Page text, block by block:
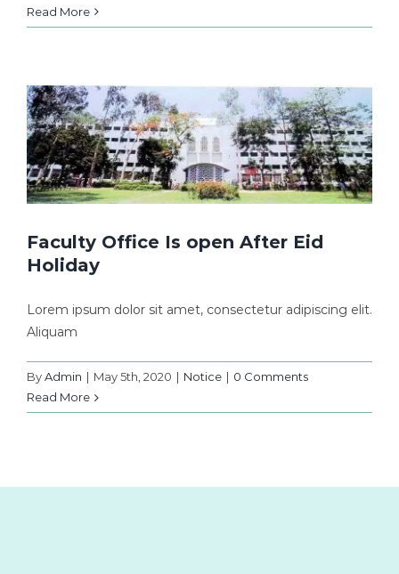
Read More
Faculty Office Is open After Eid
Holiday
Lorem ipsum dolor sit amet, consectetur adipiscing elit.
Aliquam
ByAdmin | May 5th, 2020 | Notice | 0 Comments
Read More